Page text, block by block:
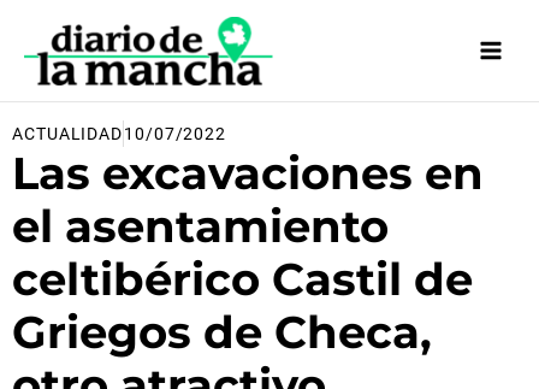
contenido
ACTUALIDAD10/07/2022
Las excavaciones en
el asentamiento
celtibérico Castil de
Griegos de Checa,